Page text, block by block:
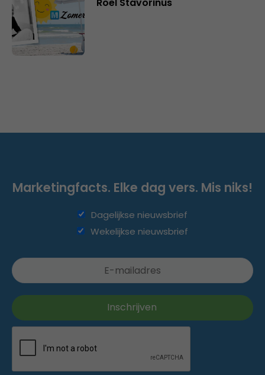
Marketingfacts. Elke dag vers. Mis niks!
Dagelijkse nieuwsbrief
Wekelijkse nieuwsbrief